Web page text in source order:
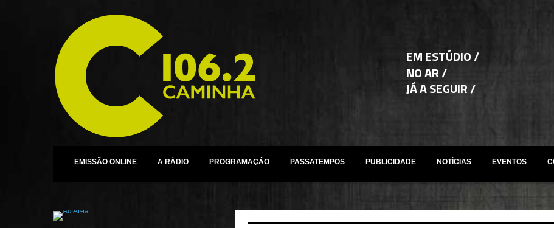
EM ESTÚDIO /
NO AR /
JÁ A SEGUIR /
EMISSÃO ONLINE A RÁDIO PROGRAMAÇÃO PASSATEMPOS PUBLICIDADE NOTÍCIAS EVENTOS